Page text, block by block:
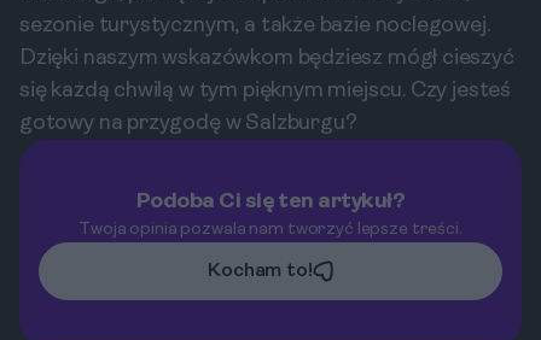
sezonie turystycznym, a także bazie noclegowej.
Dzięki naszym wskazówkom będziesz mógł cieszyć
się każdą chwilą w tym pięknym miejscu. Czy jesteś
gotowy na przygodę w Salzburgu?
Podoba Ci się ten artykuł?
Twoja opinia pozwala nam tworzyć lepsze treści.
Kocham to!